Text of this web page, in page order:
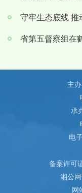
主
承
电
备案许可
湘公网
网